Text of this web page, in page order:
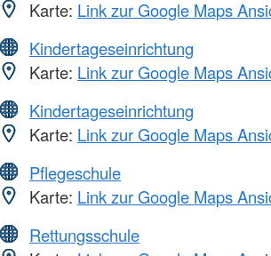
Karte: Link zur Google Maps
Kindertageseinrichtung
Karte: Link zur Google Maps
Kindertageseinrichtung
Karte: Link zur Google Maps
Pflegeschule
Karte: Link zur Google Maps
Rettungsschule